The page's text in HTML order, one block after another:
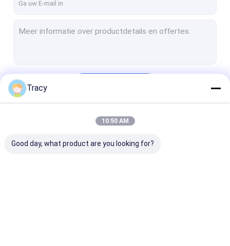
bedblad
Tracy
10:50 AM
Good day, what product are you looking for?